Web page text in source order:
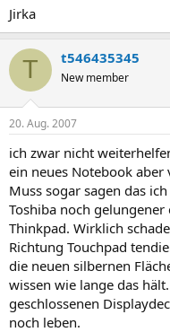
Jirka
T t546435345
New member
20. Aug. 2007
ich zwar nicht
ein neues Notebook
Muss sogar sagen das
Toshiba noch
Thinkpad. Wirklich
Richtung Touchpad
die neuen silbernen
wissen wie lange das
geschlossenen
noch leben.